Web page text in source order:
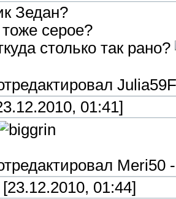
Зедан?
серое?
столько так рано?
Julia59F
01:41]
Meri50
[23.12.2010, 01:44]